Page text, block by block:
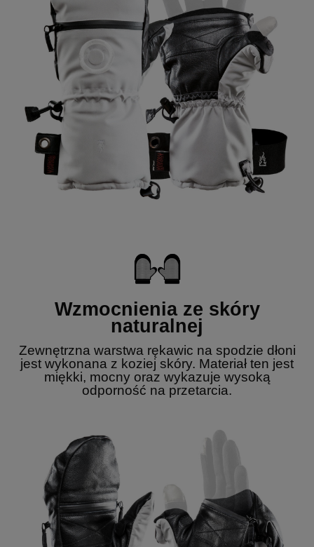
Wzmocnienia ze skóry
naturalnej
Zewnętrzna warstwa rękawic na spodzie dłoni
jest wykonana z koziej skóry. Materiał ten jest
miękki, mocny oraz wykazuje wysoką
odporność na przetarcia.